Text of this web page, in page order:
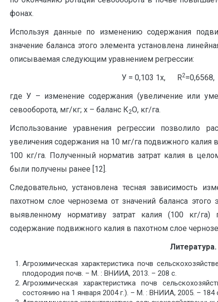
фонах.
Используя данные по изменению содержания
значение баланса этого элемента установлена
описываемая следующим уравнением регрессии:
У = 0,103 1х, R2
где У – изменение содержания (увеличение или
севооборота, мг/кг; х – баланс К2О, кг/га.
Использование уравнения регрессии позволило
увеличения содержания на 10 мг/га подвижного
100 кг/га. Полученный норматив затрат калия в
были получены ранее [12].
Следовательно, установлена тесная зависимость
пахотном слое чернозема от значений баланса
выявленному нормативу затрат калия (100 кг/
содержание подвижного калия в пахотном слое
Литература.
Агрохимическая характеристика почв
плодородия почв. – М. : ВНИИА, 2013. – 208 с.
Агрохимическая характеристика почв
состоянию на 1 января 2004 г.). – М. : ВНИИА, 2005. – 184